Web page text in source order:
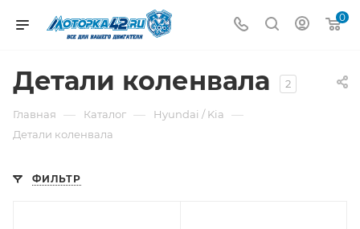
0
Детали коленвала 2
Главная — Каталог — Hyundai / Kia —
Детали коленвала
ФИЛЬТР